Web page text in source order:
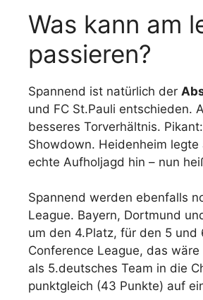
Was kann am
passieren?
Spannend ist natürlich der
und FC St.Pauli entschieden.
besseres Torverhältnis.
Showdown. Heidenheim
echte Aufholjagd hin – nun
Spannend werden ebenfalls
League. Bayern, Dortmund
um den 4.Platz, für den 5
Conference League, das
als 5.deutsches Team in die
punktgleich (43 Punkte) auf